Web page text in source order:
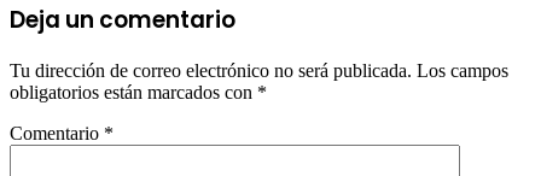
Deja un comentario
Tu dirección de correo electrónico no será publicada. Los campos
obligatorios están marcados con *
Comentario *